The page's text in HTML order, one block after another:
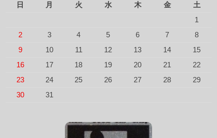
日 月 火 水 木 金
土
1
2
3 4 5 6 7
8
9
10 11 12 13 14
15
16
17 18 19 20 21
22
23
24 25 26 27 28
29
30
31